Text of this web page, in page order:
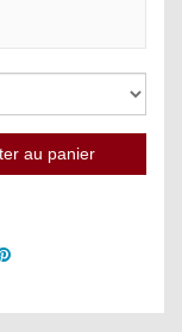
Pinterest